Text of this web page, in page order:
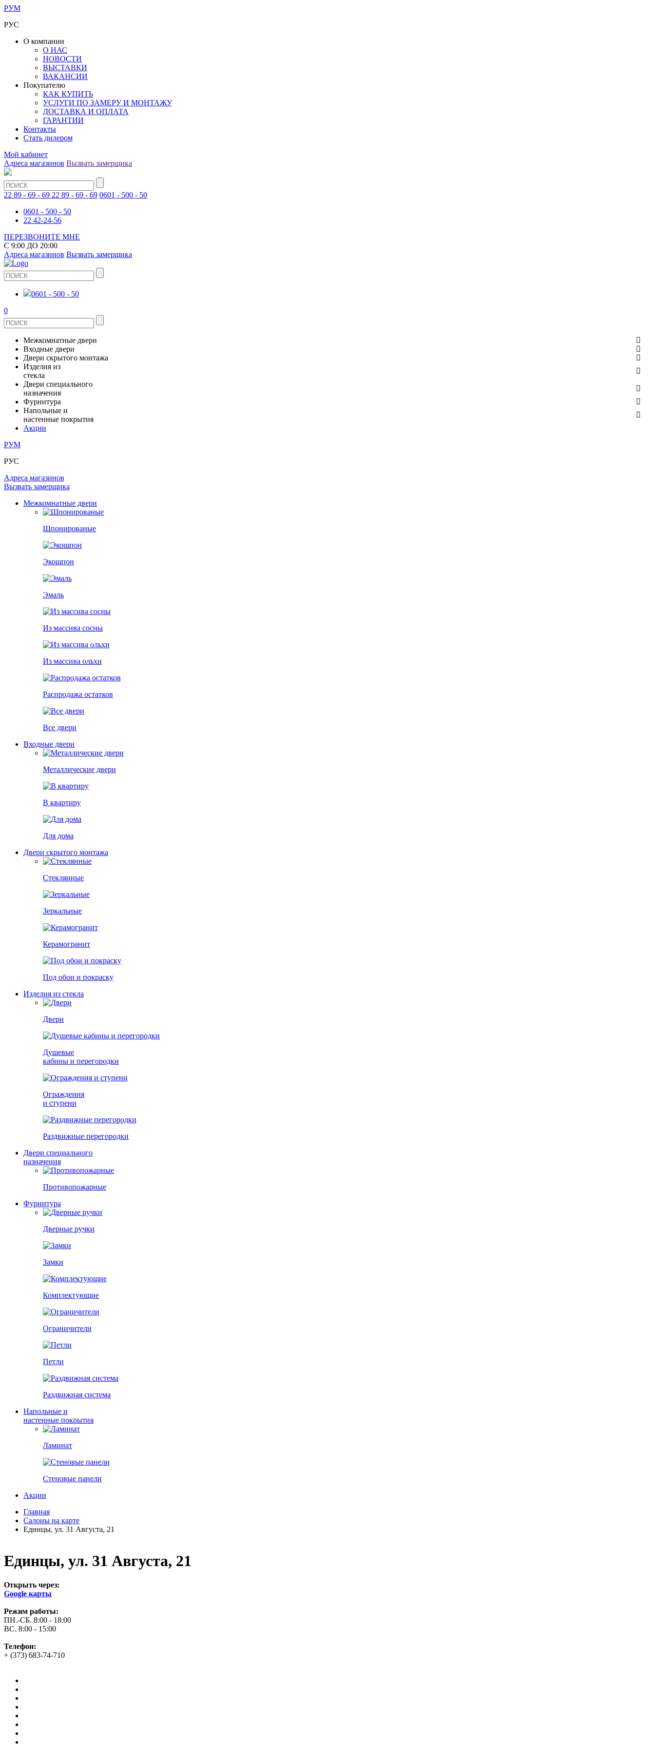
РУМ
РУС
О компании
О НАС
НОВОСТИ
ВЫСТАВКИ
ВАКАНСИИ
Покупателю
КАК КУПИТЬ
УСЛУГИ ПО ЗАМЕРУ И МОНТАЖУ
ДОСТАВКА И ОПЛАТА
ГАРАНТИИ
Контакты
Стать дилером
Мой кабинет
Адреса магазинов Вызвать замерщика
22 89 - 69 - 69 22 89 - 69 - 69 0601 - 500 - 50
0601 - 500 - 50
22 42-24-56
ПЕРЕЗВОНИТЕ МНЕ
С 9:00 ДО 20:00
Адреса магазинов Вызвать замерщика
0601 - 500 - 50
0
Межкомнатные двери
ШПОНИРОВАНЫЕ
ЭКОШПОН
ИЗ МАССИВА СОСНЫ
ВСЕ ДВЕРИ
Входные двери
МЕТАЛЛИЧЕСКИЕ ДВЕРИ
В КВАРТИРУ
ДЛЯ ДОМА
Двери скрытого монтажа
СТЕКЛЯННЫЕ
ЗЕРКАЛЬНЫЕ
Изделия из
стекла
ДВЕРИ
ДУШЕВЫЕ КАБИНЫ И ПЕРЕГОРОДКИ
ОГРАЖДЕНИЯ И СТУПЕНИ
Двери специального
назначения
ПРОТИВОПОЖАРНЫЕ
Фурнитура
ДВЕРНЫЕ РУЧКИ
ОГРАНИЧИТЕЛИ
ПЕТЛИ
РАЗДВИЖНАЯ СИСТЕМА
Напольные и
настенные покрытия
Акции
РУМ
РУС
Адреса магазинов
Вызвать замерщика
Межкомнатные двери
Шпонированые
Экошпон
Эмаль
Из массива сосны
Из массива ольхи
Распродажа остатков
Все двери
Входные двери
Металлические двери
В квартиру
Для дома
Двери скрытого монтажа
Стеклянные
Зеркальные
Керамогранит
Под обои и покраску
Изделия из стекла
Двери
Душевые
кабины и перегородки
Ограждения
и ступени
Раздвижные перегородки
Двери специального
назначения
Противопожарные
Фурнитура
Дверные ручки
Замки
Комплектующие
Ограничители
Петли
Раздвижная система
Напольные и
настенные покрытия
Ламинат
Стеновые панели
Акции
Главная
Салоны на карте
Единцы, ул. 31 Августа, 21
OpenStreetMapcontributors
Единцы, ул. 31 Августа, 21
Открыть через:
Google карты
Режим работы:
ПН.-СБ. 8:00 - 18:00
ВС. 8:00 - 15:00
Телефон:
+ (373) 683-74-710